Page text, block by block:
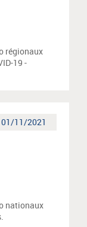
régionaux
19 -
01/11/2021
nationaux